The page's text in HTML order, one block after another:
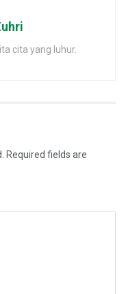
cita yang luhur.
Required fields are